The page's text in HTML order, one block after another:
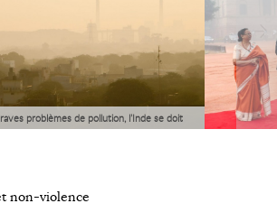
problèmes de pollution, l’Inde se doit
non-violence